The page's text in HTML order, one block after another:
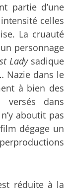
partie d’une
celles
La cruauté
personnage
Ladysadique
Nazie dans le
à bien des
versés dans
aboutit pas
dégage un
réduite à la